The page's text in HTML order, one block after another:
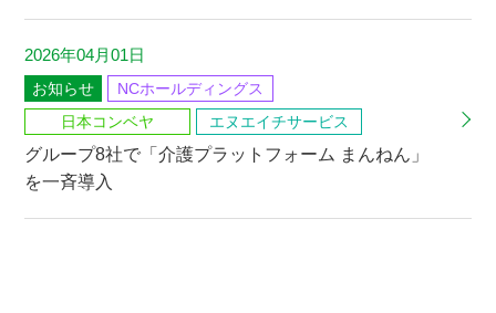
2026年04月01日
お知らせ
NCホールディングス
日本コンベヤ
エヌエイチサービス
グループ8社で「介護プラットフォーム まんねん」
を一斉導入